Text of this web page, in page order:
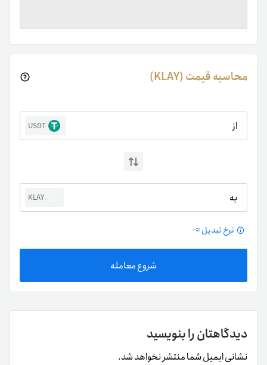
محاسبه قیمت (KLAY)
از USDT
به KLAY
نرخ تبدیل ≈-
شروع معامله
دیدگاهتان را بنویسید
نشانی ایمیل شما منتشر نخواهد شد.